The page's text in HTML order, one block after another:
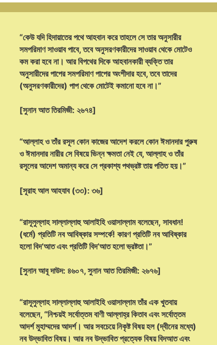
“কেউ যদি হিদায়াতের পথে আহবান করে তাহলে সে তার অনুসারীর
সমপরিমাণ সাওয়াব পাবে, তবে অনুসরণকারীদের সাওয়াব থেকে মোটেও
কম করা হবে না। আর বিপথের দিকে আহবানকারী ব্যক্তি তার
অনুসারীদের পাপের সমপরিমাণ পাপের অংশীদার হবে, তবে তাদের
(অনুসরণকারীদের) পাপ থেকে মোটেই কমানো হবে না।”
[সুনান আত তিরমিজী: ২৬৭৪]
“আল্লাহ ও তাঁর রসূল কোন কাজের আদেশ করলে কোন ঈমানদার পুরুষ
ও ঈমানদার নারীর সে বিষয়ে ভিন্ন ক্ষমতা নেই যে, আল্লাহ ও তাঁর
রসূলের আদেশ অমান্য করে সে প্রকাশ্য পথভ্রষ্ট তায় পতিত হয়।”
[সূরাহ আল আহযাব (৩৩): ৩৬]
“রাসূলুল্লাহ সাল্লাল্লাহু আলাইহি ওয়াসাল্লাম বলেছেন, সাবধান!
(ধর্মে) প্রতিটি নব আবিষ্কার সম্পর্কে! কারণ প্রতিটি নব আবিষ্কার
হলো বিদ‘আত এবং প্রতিটি বিদ‘আত হলো ভ্রষ্টতা।”
[সুনান আবূ দাউদ: ৪৬০৭, সুনান আত তিরমিজী: ২৬৭৬]
“রাসূলুল্লাহ সাল্লাল্লাহু আলাইহি ওয়াসাল্লাম তাঁর এক খুতবায়
বলেছেন, “নিশ্চয়ই সর্বোত্তম বাণী আল্লাহ্‌র কিতাব এবং সর্বোত্তম
আদর্শ মুহাম্মদের আদর্শ। আর সবচেয়ে নিকৃষ্ট বিষয় হল (দ্বীনের মধ্যে)
নব উদ্ভাবিত বিষয়। আর নব উদ্ভাবিত প্রত্যেক বিষয় বিদআত এবং